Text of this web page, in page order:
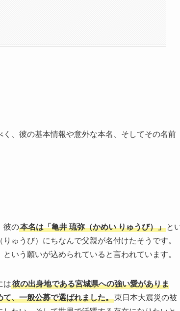
、彼の基本情報や意外な本名、そしてその名前
彼の本名は「亀井 琉弥（かめい りゅうび）」 と
ゅうび）にちなんで父親が名付けたそうです。
いう願いが込められていると言われています。
は彼の出身地である宮城県への強い愛がありま
、一般公募で選ばれました。東日本大震災の被